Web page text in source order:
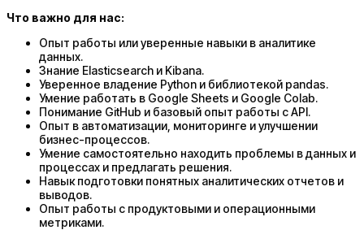
Что важно для нас:
Опыт работы или уверенные навыки в аналитике
данных.
Знание Elasticsearch и Kibana.
Уверенное владение Python и библиотекой pandas.
Умение работать в Google Sheets и Google Colab.
Понимание GitHub и базовый опыт работы с API.
Опыт в автоматизации, мониторинге и улучшении
бизнес-процессов.
Умение самостоятельно находить проблемы в данных и
процессах и предлагать решения.
Навык подготовки понятных аналитических отчетов и
выводов.
Опыт работы с продуктовыми и операционными
метриками.